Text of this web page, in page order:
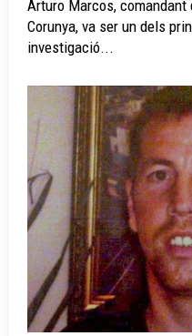
Arturo Marcos,
Corunya, va ser un dels
investigació...